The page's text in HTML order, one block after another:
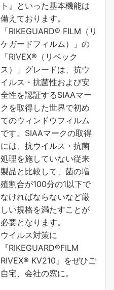
ト』といった基本機能は
備えております。
「RIKEGUARD® FILM（リ
ケガードフィルム）」の
「RIVEX®（リベック
ス）」グレードは、抗ウ
イルス・抗菌性および安
全性を認証するSIAAマー
クを取得した世界で初め
てのウィンドウフィルム
です。SIAAマークの取得
には、抗ウイルス・抗菌
処理を施していない従来
製品と比較して、菌の増
殖割合が100分の1以下で
なければならないなど厳
しい規格を満たすことが
必要となります。
ウイルス対策に
『RIKEGUARD®FILM
RIVEX® KV210』をぜひご
自宅、会社の窓に。